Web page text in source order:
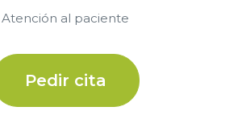
Atención al paciente
Pedir cita